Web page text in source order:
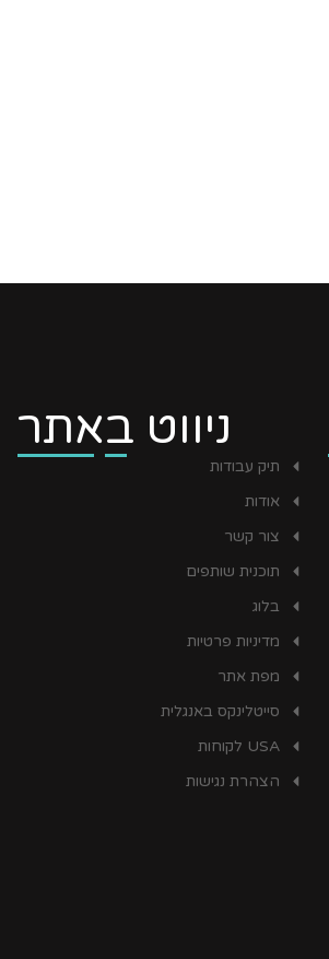
ניווט באתר
תיק עבודות
אודות
צור קשר
תוכנית שותפים
בלוג
מדיניות פרטיות
מפת אתר
סייטלינקס באנגלית
USA לקוחות
הצהרת נגישות